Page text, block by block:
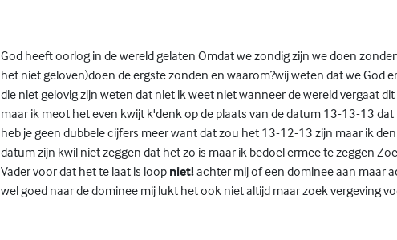
God heeft oorlog in de wereld gelaten Omdat we zondig zijn we doen
het niet geloven)doen de ergste zonden en waarom?wij weten dat we God
die niet gelovig zijn weten dat niet ik weet niet wanneer de wereld vergaat
maar ik meot het even kwijt k'denk op de plaats van de datum 13-13-13
heb je geen dubbele cijfers meer want dat zou het 13-12-13 zijn maar ik
datum zijn kwil niet zeggen dat het zo is maar ik bedoel ermee te zeggen
Vader voor dat het te laat is loop niet!achter mij of een dominee aan maar
wel goed naar de dominee mij lukt het ook niet altijd maar zoek vergeving